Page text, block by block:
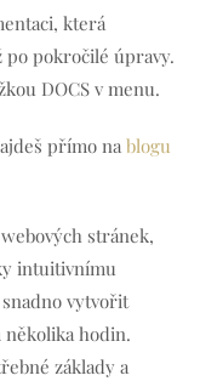
která
po pokročilé úpravy.
DOCS v menu.
přímo na blogu
stránek,
intuitivnímu
vytvořit
hodin.
základy a